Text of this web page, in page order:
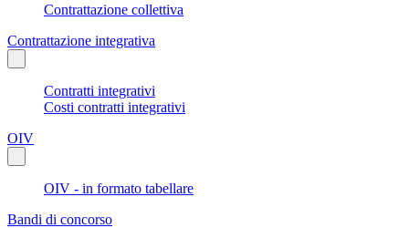
Contrattazione collettiva
Contrattazione integrativa
Contratti integrativi
Costi contratti integrativi
OIV
OIV - in formato tabellare
Bandi di concorso